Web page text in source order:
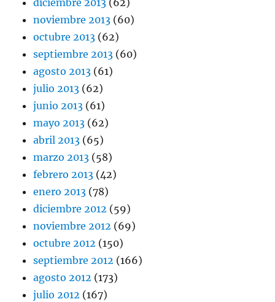
diciembre 2013 (62)
noviembre 2013 (60)
octubre 2013 (62)
septiembre 2013 (60)
agosto 2013 (61)
julio 2013 (62)
junio 2013 (61)
mayo 2013 (62)
abril 2013 (65)
marzo 2013 (58)
febrero 2013 (42)
enero 2013 (78)
diciembre 2012 (59)
noviembre 2012 (69)
octubre 2012 (150)
septiembre 2012 (166)
agosto 2012 (173)
julio 2012 (167)